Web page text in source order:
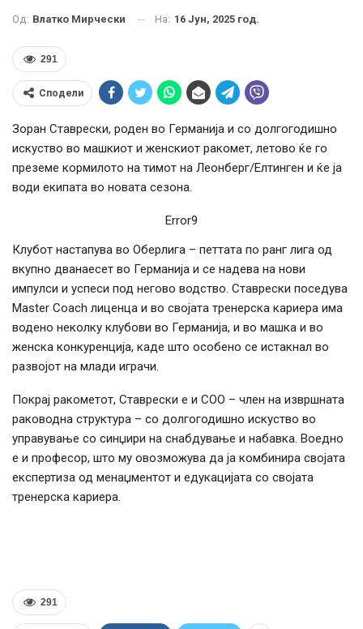
Од: Влатко Мирчески На: 16 Јун, 2025 год.
291
Сподели
Зоран Ставрески, роден во Германија и со долгогодишно
искуство во машкиот и женскиот ракомет, летово ќе го
преземе кормилото на тимот на Леонберг/Елтинген и ќе ја
води екипата во новата сезона.
Error9
Клубот настапува во Оберлига – петтата по ранг лига од
вкупно дванаесет во Германија и се надева на нови
импулси и успеси под негово водство. Ставрески поседува
Master Coach лиценца и во својата тренерска кариера има
водено неколку клубови во Германија, и во машка и во
женска конкуренција, каде што особено се истакнал во
развојот на млади играчи.
Покрај ракометот, Ставрески е и COO – член на извршната
раководна структура – со долгогодишно искуство во
управување со синџири на снабдување и набавка. Воедно
е и професор, што му овозможува да ја комбинира својата
експертиза од менаџментот и едукацијата со својата
тренерска кариера.
291